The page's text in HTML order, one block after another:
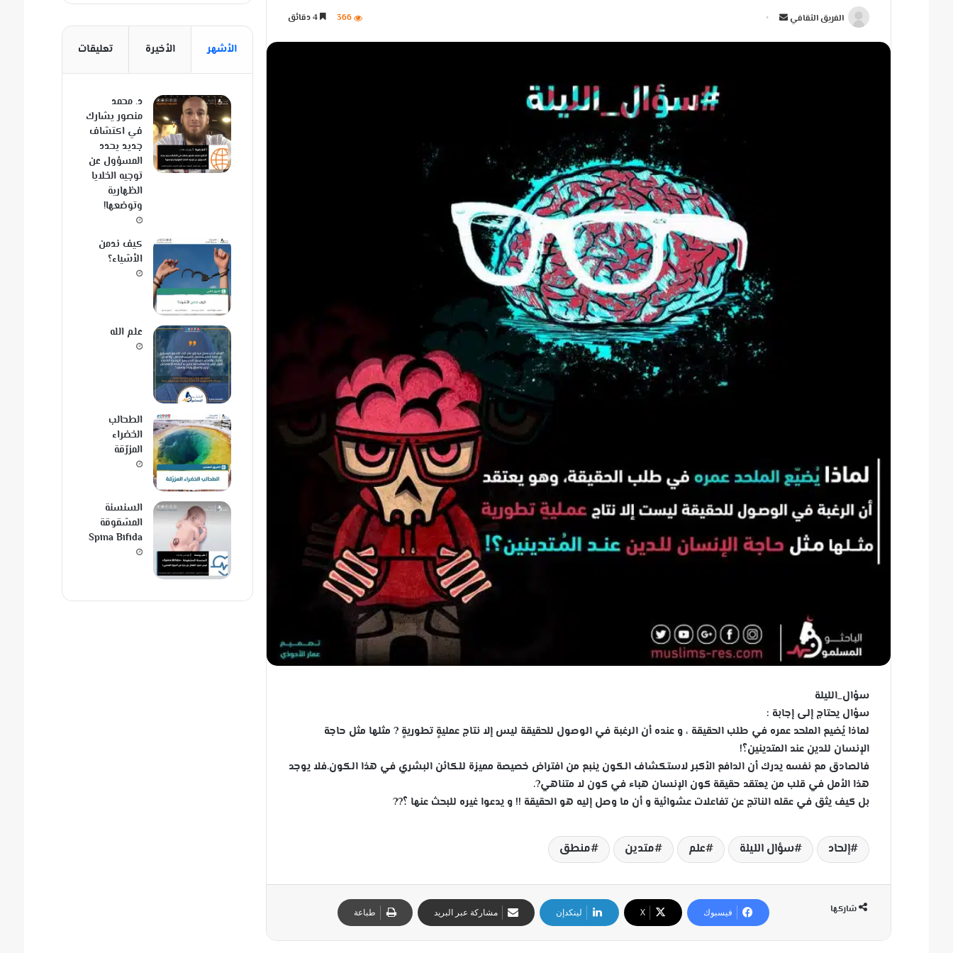
الفريق الثقافي
أ
366 4 دقائق
سؤال_الليلة
سؤال يحتاج إلى إجابة :
لماذا يُضيع الملحد عمره في طلب الحقيقة ، و عنده أن الرغبة في الوصول للحقيقة ليس إلا نتاج عمليةٍ تطوريةٍ ?مثلها مثل حاجة
الإنسان للدين عند المتدينين؟!
فالصادق مع نفسه يدرك أن الدافع الأكبر لاستكشاف الكون ينبع من افتراض خصيصة مميزة للكائن البشري في هذا الكون.فلا يوجد
هذا الأمل في قلب من يعتقد حقيقة كون الإنسان هباء في كون لا متناهي?
.
بل كيف يثق في عقله الناتج عن تفاعلات عشوائية و أن ما وصل إليه هو الحقيقة !! و يدعوا غيره للبحث عنها ؟?
?
إلحاد سؤال الليلة علم متدين منطق
شاركها فيسبوك ‫X لينكدإن مشاركة عبر البريد طباعة
الأشهر الأخيرة تعليقات
د. محمد
منصور يشارك
في اكتشاف
جديد يحدد
المسؤول عن
توجيه الخلايا
الظهارية
وتوضعها!
كيف ندمن
الأشياء؟
علم الله
الطحالب
الخضراء
المزرّقة
السنسنة
المشقوقة
Spina Bifida